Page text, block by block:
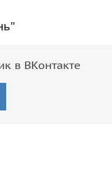
в ВКонтакте